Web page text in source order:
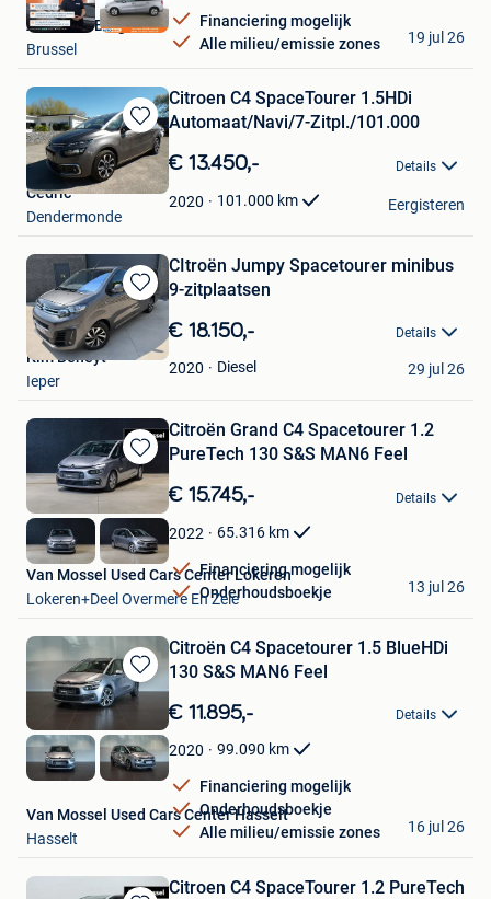
Financiering mogelijk
Alle milieu/emissie zones
Autohero België
Brussel
19 jul 26
Bewaren
in
Mijn
Favorieten
Citroen C4 SpaceTourer 1.5HDi
Automaat/Navi/7-Zitpl./101.000
€ 13.450,- Details
2020 101.000 km
Cedric
Dendermonde
Eergisteren
Bewaren
in
Mijn
Favorieten
CItroën Jumpy Spacetourer minibus
9-zitplaatsen
€ 18.150,- Details
2020 Diesel
Kim Beheyt
Ieper
29 jul 26
Bewaren
in
Favorieten
Citroën Grand C4 Spacetourer 1.2
PureTech 130 S&S MAN6 Feel
€ 15.745,- Details
2022 65.316 km
Financiering mogelijk
Onderhoudsboekje
Van Mossel Used Cars Center Lokeren
Lokeren+Deel Overmere En Zele
13 jul 26
Bewaren
in
Favorieten
Citroën C4 Spacetourer 1.5 BlueHDi
130 S&S MAN6 Feel
€ 11.895,- Details
2020 99.090 km
Financiering mogelijk
Onderhoudsboekje
Alle milieu/emissie zones
Van Mossel Used Cars Center Hasselt
Hasselt
16 jul 26
Citroen C4 SpaceTourer 1.2 PureTech